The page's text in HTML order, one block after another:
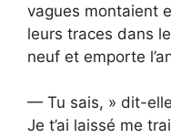
vagues montaient
leurs traces dans
neuf et emporte
— Tu sais, » dit-
Je t’ai laissé me